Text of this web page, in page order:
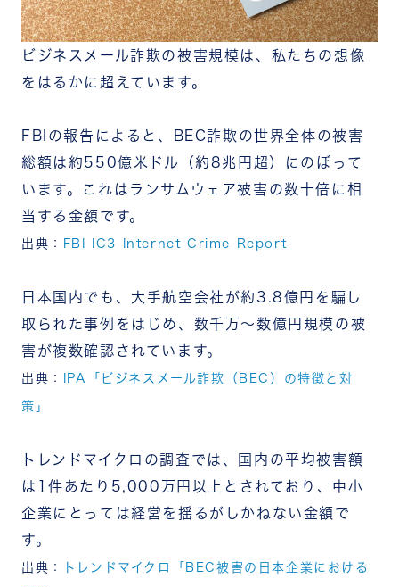
ビジネスメール詐欺の被害規模は、私たちの想像
をはるかに超えています。
FBIの報告によると、BEC詐欺の世界全体の被害
総額は約550億米ドル（約8兆円超）にのぼって
います。これはランサムウェア被害の数十倍に相
当する金額です。
出典： FBI IC3 Internet Crime Report
日本国内でも、大手航空会社が約3.8億円を騙し
取られた事例をはじめ、数千万〜数億円規模の被
害が複数確認されています。
出典： IPA「ビジネスメール詐欺（BEC）の特徴と対
策」
トレンドマイクロの調査では、国内の平均被害額
は1件あたり5,000万円以上とされており、中小
企業にとっては経営を揺るがしかねない金額で
す。
出典： トレンドマイクロ「BEC被害の日本企業における